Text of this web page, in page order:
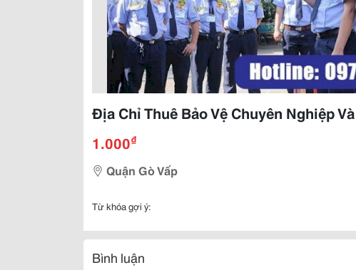
Địa Chỉ Thuê Bảo Vệ Chuyên Nghiệp
1.000₫
Quận Gò Vấp
Từ khóa gợi ý:
Bình luận